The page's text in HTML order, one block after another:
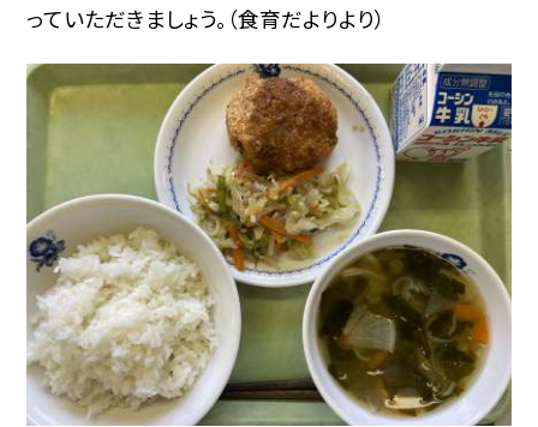
っていただきましょう。（食育だよりより）